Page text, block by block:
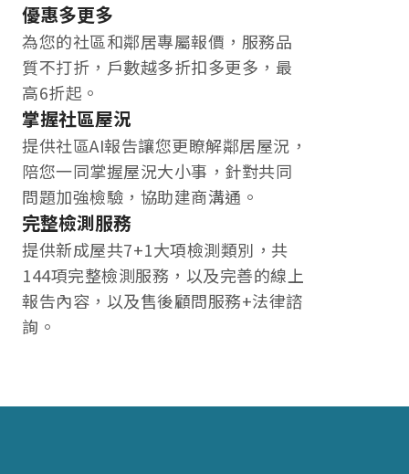
優惠多更多
為您的社區和鄰居專屬報價，服務品
質不打折，戶數越多折扣多更多，最
高6折起。
掌握社區屋況
提供社區AI報告讓您更瞭解鄰居屋況，
陪您一同掌握屋況大小事，針對共同
問題加強檢驗，協助建商溝通。
完整檢測服務
提供新成屋共7+1大項檢測類別，共
144項完整檢測服務，以及完善的線上
報告內容，以及售後顧問服務+法律諮
詢。